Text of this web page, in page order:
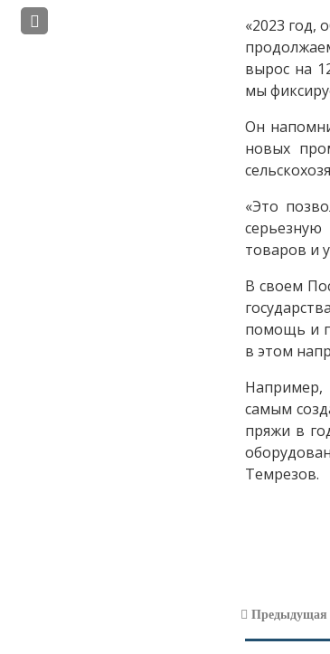
«2023 год,
вырос на
мы
Он
новых
«Это
товаров и
В своем
помощь и
в этом
Например,
самым
пряжи в
Темрезов.
Предыдущая